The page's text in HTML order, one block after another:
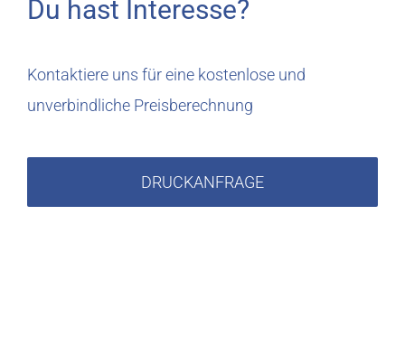
Du hast Interesse?
Kontaktiere uns für eine kostenlose und
unverbindliche Preisberechnung
DRUCKANFRAGE